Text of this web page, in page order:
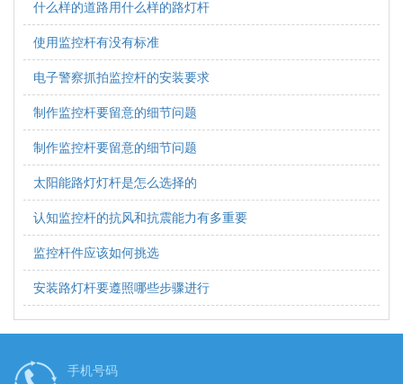
什么样的道路用什么样的路灯杆
使用监控杆有没有标准
电子警察抓拍监控杆的安装要求
制作监控杆要留意的细节问题
制作监控杆要留意的细节问题
太阳能路灯灯杆是怎么选择的
认知监控杆的抗风和抗震能力有多重要
监控杆件应该如何挑选
安装路灯杆要遵照哪些步骤进行
手机号码